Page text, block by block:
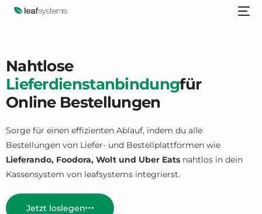
Nahtlose
Lieferdienstanbindungfür
Online Bestellungen
Sorge für einen effizienten Ablauf, indem du alle
Bestellungen von Liefer- und Bestellplattformen wie
Lieferando, Foodora, Wolt und Uber Eats nahtlos in dein
Kassensystem von leafsystems integrierst.
Jetzt loslegen